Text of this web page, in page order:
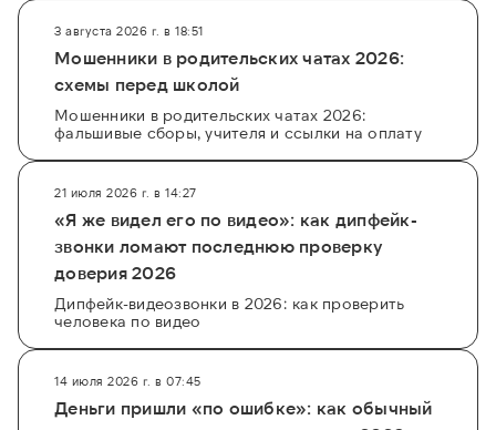
3 августа 2026 г. в 18:51
Мошенники в родительских чатах 2026:
схемы перед школой
Мошенники в родительских чатах 2026:
фальшивые сборы, учителя и ссылки на оплату
21 июля 2026 г. в 14:27
«Я же видел его по видео»: как дипфейк-
звонки ломают последнюю проверку
доверия 2026
Дипфейк-видеозвонки в 2026: как проверить
человека по видео
14 июля 2026 г. в 07:45
Деньги пришли «по ошибке»: как обычный